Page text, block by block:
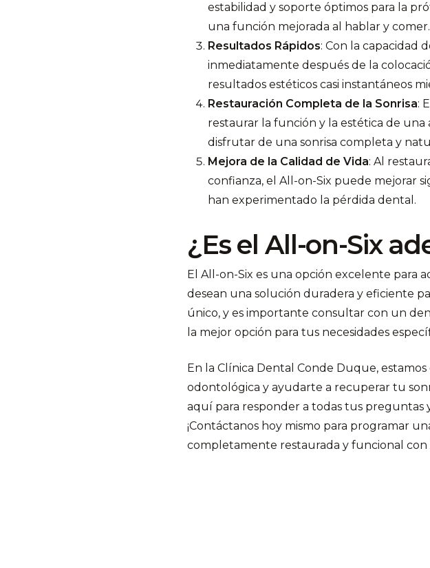
estabilidad y soporte óptimos para la
una función mejorada al hablar y comer.
Resultados Rápidos: Con la capacidad
inmediatamente después de la
resultados estéticos casi instantáneos
Restauración Completa de la Sonrisa:
restaurar la función y la estética de
disfrutar de una sonrisa completa y
Mejora de la Calidad de Vida: Al
confianza, el All-on-Six puede mejorar
han experimentado la pérdida dental.
¿Es el All-on-Six
El All-on-Six es una opción excelente
desean una solución duradera y eficiente
único, y es importante consultar con un
la mejor opción para tus necesidades
En la Clínica Dental Conde Duque,
odontológica y ayudarte a recuperar tu
aquí para responder a todas tus preguntas
¡Contáctanos hoy mismo para programar
completamente restaurada y funcional con